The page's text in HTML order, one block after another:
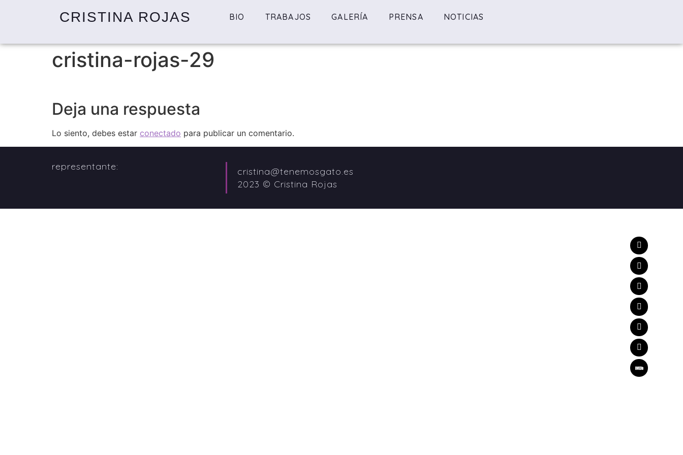
CRISTINA ROJAS BIO TRABAJOS GALERÍA PRENSA NOTICIAS
cristina-rojas-29
Deja una respuesta
Lo siento, debes estar conectado para publicar un comentario.
representante:
cristina@tenemosgato.es
2023 © Cristina Rojas